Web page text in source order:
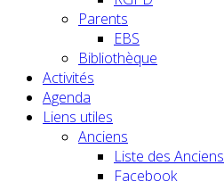
Parents
EBS
Bibliothèque
Activités
Agenda
Liens utiles
Anciens
Liste des Anciens
Facebook